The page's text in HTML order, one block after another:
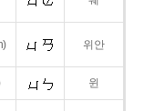
위안
윈